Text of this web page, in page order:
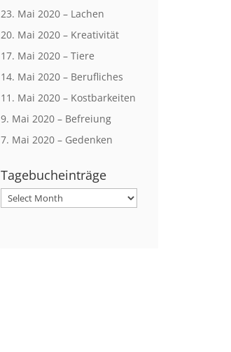
23. Mai 2020 – Lachen
20. Mai 2020 – Kreativität
17. Mai 2020 – Tiere
14. Mai 2020 – Berufliches
11. Mai 2020 – Kostbarkeiten
9. Mai 2020 – Befreiung
7. Mai 2020 – Gedenken
Tagebucheinträge
Tagebucheinträge